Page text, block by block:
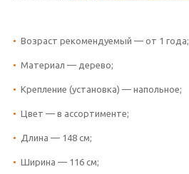
Возраст рекомендуемый — от 1 года;
Материал — дерево;
Крепление (установка) — напольное;
Цвет — в ассортименте;
Длина — 148 см;
Ширина — 116 см;